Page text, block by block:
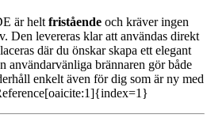
är helt fristående och kräver ingen
Den levereras klar att användas direkt
där du önskar skapa ett elegant
användarvänliga brännaren gör både
enkelt även för dig som är ny med